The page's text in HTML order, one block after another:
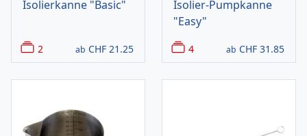
Isolierkanne "Basic"
2 ab CHF 21.25
Isolier-Pumpkanne
"Easy"
4 ab CHF 31.85